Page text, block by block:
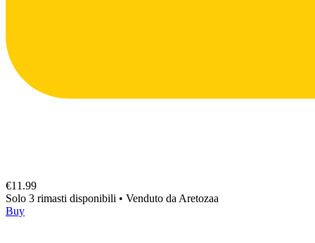
€11.99
Solo 3 rimasti disponibili • Venduto da Aretozaa
Buy